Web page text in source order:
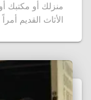
منزلك أو مكتبك
الأثاث القديم